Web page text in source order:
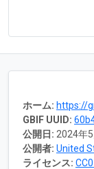
ホーム: https://
GBIF UUID:
公開日: 2024年
公開者: United
ライセンス: